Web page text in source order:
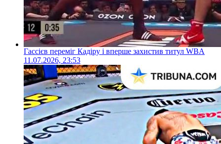
Гассієв переміг Кадіру і вперше захистив титул WBA
11.07.2026, 23:53